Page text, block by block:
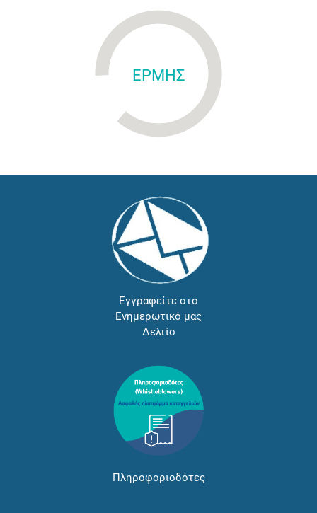
ΕΡΜΗΣ
Εγγραφείτε στο
Ενημερωτικό μας
Δελτίο
Πληροφοριοδότες